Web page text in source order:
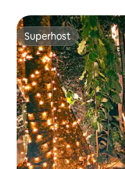
Superhost
Superhost